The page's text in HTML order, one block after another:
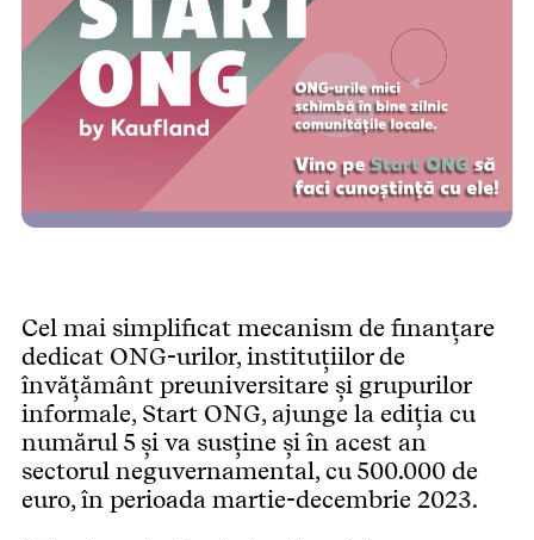
Cel mai simplificat mecanism de finanțare
dedicat ONG-urilor, instituțiilor de
învățământ preuniversitare și grupurilor
informale, Start ONG, ajunge la ediția cu
numărul 5 și va susține și în acest an
sectorul neguvernamental, cu 500.000 de
euro, în perioada martie-decembrie 2023.